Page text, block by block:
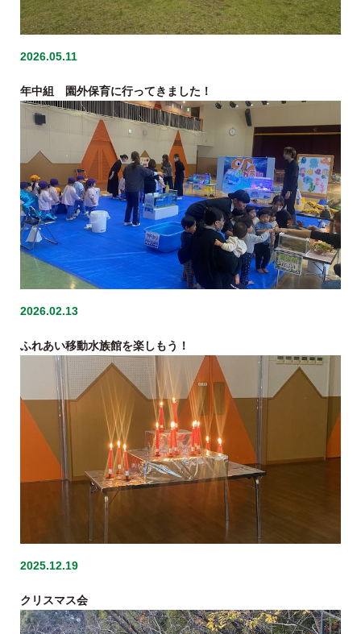
2026.05.11
年中組 園外保育に行ってきました！
2026.02.13
ふれあい移動水族館を楽しもう！
2025.12.19
クリスマス会